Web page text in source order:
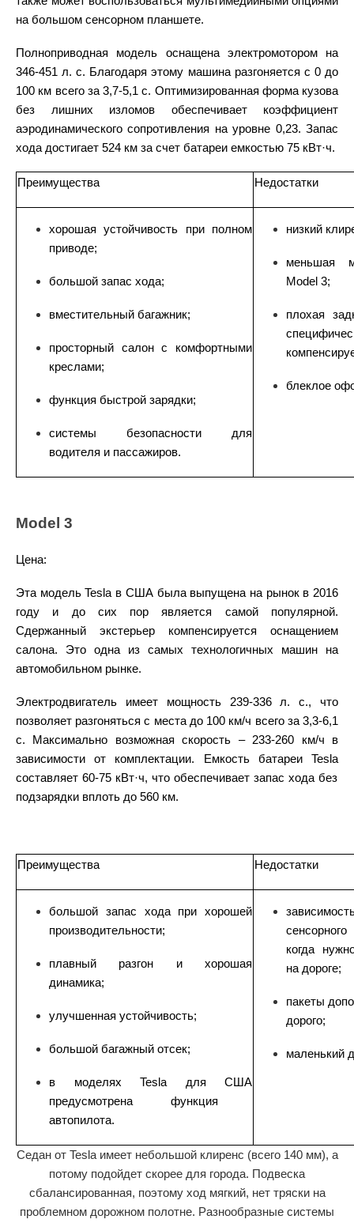
на большом сенсорном планшете.
Полноприводная модель оснащена электромотором на
346-451 л. с. Благодаря этому машинаразгоняется с 0 до
100 км всего за 3,7-5,1 с. Оптимизированная форма кузова
без лишних изломов обеспечивает коэффициент
аэродинамического сопротивления на уровне 0,23. Запас
хода достигает 524 км за счет батареи емкостью 75 кВт·ч.
Преимущества Недостатки
хорошая устойчивость при полном
приводе;
большой запас хода;
вместительный багажник;
просторный салон с комфортными
креслами;
функция быстрой зарядки;
системы безопасности для
водителя и пассажиров.
низкий
меньшая
Model 3;
плохая
блеклое
Model 3
Цена:
Эта модельTesla в СШАбыла выпущена на рынок в 2016
году и до сих пор является самой популярной.
Сдержанный экстерьер компенсируется оснащением
салона. Это одна из самых технологичных машин на
автомобильном рынке.
Электродвигатель имеет мощность 239-336 л. с., что
позволяет разгоняться с места до 100 км/ч всего за 3,3-6,1
с. Максимально возможная скорость – 233-260 км/ч в
зависимости от комплектации. Емкость батареиTesla
составляет 60-75 кВт·ч, что обеспечивает запас хода без
подзарядки вплоть до 560 км.
Преимущества Недостатки
большой запас хода при хорошей
производительности;
плавный разгон и хорошая
динамика;
улучшенная устойчивость;
большой багажный отсек;
в моделях Tesla для США
предусмотрена функция
автопилота.
когда
на дороге;
пакеты
дорого;
маленький
Седан от Tesla имеет небольшой клиренс (всего 140 мм), а
потому подойдет скорее для города. Подвеска
сбалансированная, поэтому ход мягкий, нет тряски на
проблемном дорожном полотне. Разнообразные системы